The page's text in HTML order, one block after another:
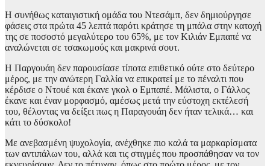
Η συνήθως καταιγιστική ομάδα του Ντεσάμπ, δεν δημιούργησε
φάσεις στα πρώτα 45 λεπτά παρότι κράτησε τη μπάλα στην κατοχή
της σε ποσοστό μεγαλύτερο του 65%, με τον Κιλιάν Εμπαπέ να
αναλώνεται σε τσακωμούς και μακρινά σουτ.
Η Παργουάη δεν παρουσίασε τίποτα επιθετικό ούτε στο δεύτερο
μέρος, με την ανώτερη Γαλλία να επικρατεί με το πέναλτι που
κέρδισε ο Ντουέ και έκανε γκολ ο Εμπαπέ. Μάλιστα, ο Γάλλος
έκανε και έναν μορφασμό, αμέσως μετά την εύστοχη εκτέλεσή
του, θέλοντας να δείξει πως η Παραγουάη δεν ήταν τελικά… και
κάτι το δύσκολο!
Με ανεβασμένη ψυχολογία, ανέχθηκε πιο καλά τα μαρκαρίσματα
των αντιπάλων του, αλλά και τις στιγμές που προσπάθησαν να τον